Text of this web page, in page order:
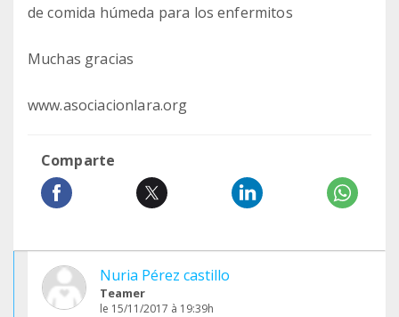
de comida húmeda para los enfermitos
Muchas gracias
www.asociacionlara.org
Comparte
Nuria Pérez castillo
Teamer
le 15/11/2017 à 19:39h